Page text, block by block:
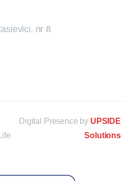
nr 8
Digital Presence by UPSIDE
Solutions